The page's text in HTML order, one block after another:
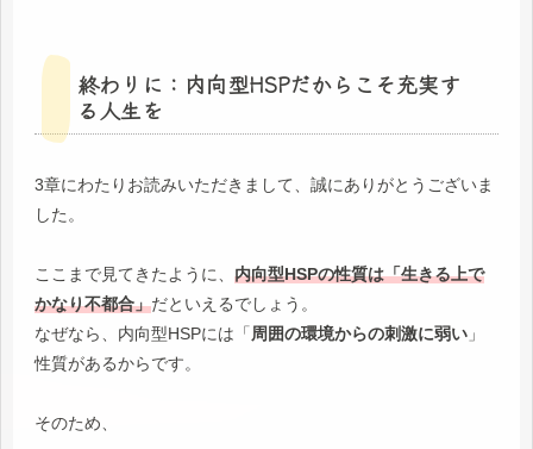
終わりに：内向型HSPだからこそ充実す
る人生を
3章にわたりお読みいただきまして、誠にありがとうございま
した。
ここまで見てきたように、 内向型HSPの性質は「生きる上で
かなり不都合」だといえるでしょう。
なぜなら、内向型HSPには「 周囲の環境からの刺激に弱い 」
性質があるからです。
そのため、